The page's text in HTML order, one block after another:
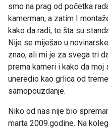
smo na prag od početka
kamerman, a zatim I
kako da radi, te šta su
Nije se miješao u
znao, ali mi je za svega tri
prema kameri i kako da moj
uneredio kao grlica od
samopouzdanje.
Niko od nas nije bio
marta 2009.godine. Na